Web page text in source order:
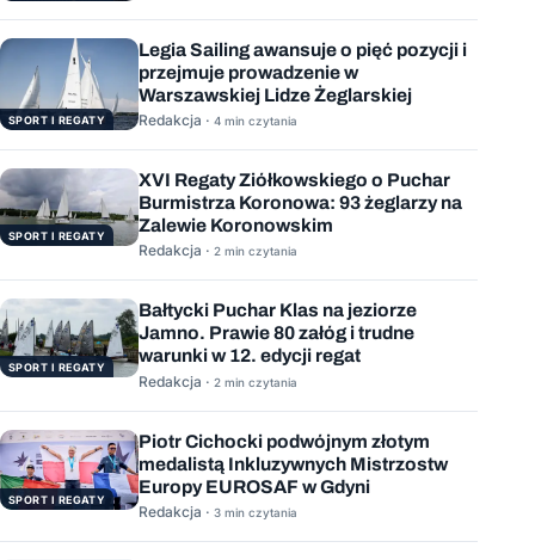
SPORT I REGATY
Legia Sailing awansuje o pięć pozycji i
przejmuje prowadzenie w
Warszawskiej Lidze Żeglarskiej
Redakcja · 4 min czytania
SPORT I REGATY
XVI Regaty Ziółkowskiego o Puchar
Burmistrza Koronowa: 93 żeglarzy na
Zalewie Koronowskim
Redakcja · 2 min czytania
SPORT I REGATY
Bałtycki Puchar Klas na jeziorze
Jamno. Prawie 80 załóg i trudne
warunki w 12. edycji regat
Redakcja · 2 min czytania
SPORT I REGATY
Piotr Cichocki podwójnym złotym
medalistą Inkluzywnych Mistrzostw
Europy EUROSAF w Gdyni
Redakcja · 3 min czytania